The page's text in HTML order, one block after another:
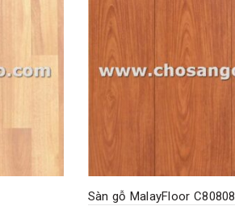
Sàn gỗ MalayFloor C80808